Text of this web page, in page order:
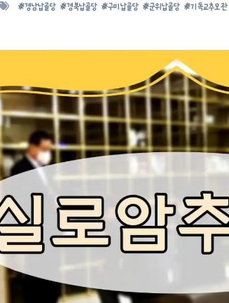
#경남납골당 #경북납골당 #구미납골당 #군위납골당 #기독교추모관